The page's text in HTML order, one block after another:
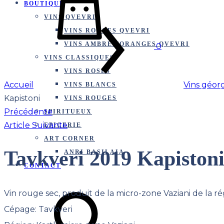
BOUTIQUE
VINS QVEVRI
VINS ROUGES QVEVRI
VINS AMBRÉS/ORANGES QVEVRI
VINS CLASSIQUES
VINS ROSÉS
VINS BLANCS
VINS ROUGES
SPIRITUEUX
EPICERIE
ART CORNER
ANRI BASILAIA
CONTACT
0
Accueil Vins
Kapistoni
Product
navigation
Précédente
Article Suivante
Tavkveri 2019 Kapistoni
Vin rouge sec, produit de la micro-zone Vaziani de la
Cépage: Tavkveri